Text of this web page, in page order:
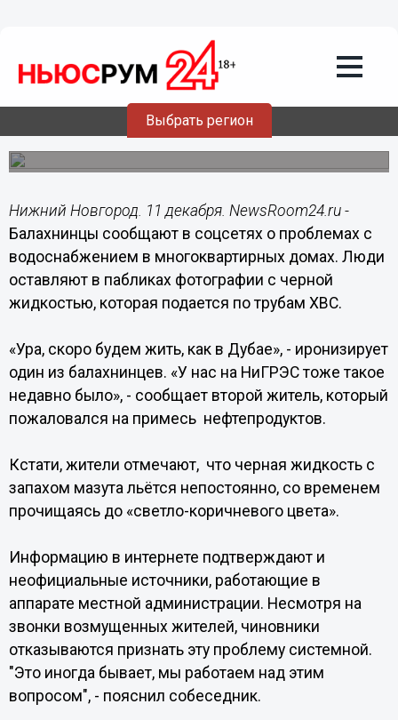
Выбрать регион
Водоснабжение Балахны нарушено из-
за утечки нефтепродуктов
Жители жалуются на невозможность пользоваться
водой из-под крана.
Нижний Новгород. 11 декабря. NewsRoom24.ru -
Балахнинцы сообщают в соцсетях о проблемах с
водоснабжением в многоквартирных домах. Люди
оставляют в пабликах фотографии с черной
жидкостью, которая подается по трубам ХВС.
«Ура, скоро будем жить, как в Дубае», - иронизирует
один из балахнинцев. «У нас на НиГРЭС тоже такое
недавно было», - сообщает второй житель, который
пожаловался на примесь нефтепродуктов.
Кстати, жители отмечают, что черная жидкость с
запахом мазута льётся непостоянно, со временем
прочищаясь до «светло-коричневого цвета».
Информацию в интернете подтверждают и
неофициальные источники, работающие в
аппарате местной администрации. Несмотря на
звонки возмущенных жителей, чиновники
отказываются признать эту проблему системной.
"Это иногда бывает, мы работаем над этим
вопросом", - пояснил собеседник.